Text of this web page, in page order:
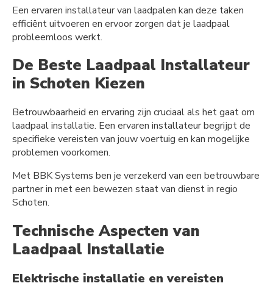
Een ervaren installateur van laadpalen kan deze taken
efficiënt uitvoeren en ervoor zorgen dat je laadpaal
probleemloos werkt.
De Beste Laadpaal Installateur
in Schoten Kiezen
Betrouwbaarheid en ervaring zijn cruciaal als het gaat om
laadpaal installatie. Een ervaren installateur begrijpt de
specifieke vereisten van jouw voertuig en kan mogelijke
problemen voorkomen.
Met BBK Systems ben je verzekerd van een betrouwbare
partner in met een bewezen staat van dienst in regio
Schoten.
Technische Aspecten van
Laadpaal Installatie
Elektrische installatie en vereisten